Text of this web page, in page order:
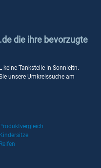
die ihre bevorzugte
keine Tankstelle in Sonnleitn.
unsere Umkreissuche am
Produktvergleich
Kindersitze
Reifen